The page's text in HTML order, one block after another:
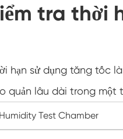
tra thời
hạn sử dụng tăng tốc
quản lâu dài trong một